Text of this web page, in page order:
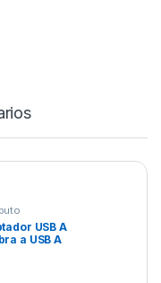
USB A
a USB A